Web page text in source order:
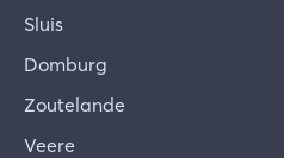
Sluis
Domburg
Zoutelande
Veere